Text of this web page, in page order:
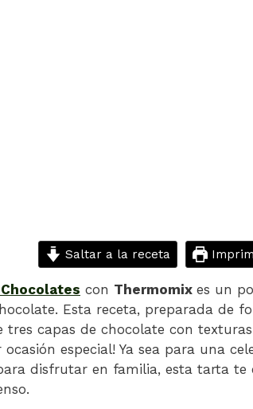
Saltar a la receta
con Thermomix es un
Esta receta, preparada de
tres capas de chocolate con
especial! Ya sea para una
disfrutar en familia, esta tarta te